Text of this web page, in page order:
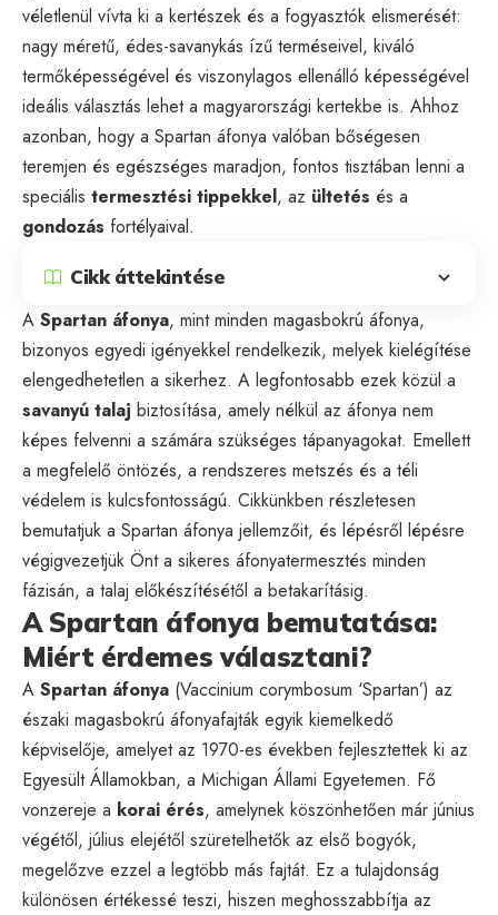
véletlenül vívta ki a kertészek és a fogyasztók elismerését:
nagy méretű, édes-savanykás ízű terméseivel, kiváló
termőképességével és viszonylagos ellenálló képességével
ideális választás lehet a magyarországi kertekbe is. Ahhoz
azonban, hogy a Spartan áfonya valóban bőségesen
teremjen és egészséges maradjon, fontos tisztában lenni a
speciális termesztési tippekkel, az ültetés és a
gondozás fortélyaival.
Cikk áttekintése
A Spartan áfonya, mint minden magasbokrú áfonya,
bizonyos egyedi igényekkel rendelkezik, melyek kielégítése
elengedhetetlen a sikerhez. A legfontosabb ezek közül a
savanyú talaj biztosítása, amely nélkül az áfonya nem
képes felvenni a számára szükséges tápanyagokat. Emellett
a megfelelő öntözés, a rendszeres metszés és a téli
védelem is kulcsfontosságú. Cikkünkben részletesen
bemutatjuk a Spartan áfonya jellemzőit, és lépésről lépésre
végigvezetjük Önt a sikeres áfonyatermesztés minden
fázisán, a talaj előkészítésétől a betakarításig.
A Spartan áfonya bemutatása:
Miért érdemes választani?
A Spartan áfonya (Vaccinium corymbosum ‘Spartan’) az
északi magasbokrú áfonyafajták egyik kiemelkedő
képviselője, amelyet az 1970-es években fejlesztettek ki az
Egyesült Államokban, a Michigan Állami Egyetemen. Fő
vonzereje a korai érés, amelynek köszönhetően már június
végétől, július elejétől szüretelhetők az első bogyók,
megelőzve ezzel a legtöbb más fajtát. Ez a tulajdonság
különösen értékessé teszi, hiszen meghosszabbítja az